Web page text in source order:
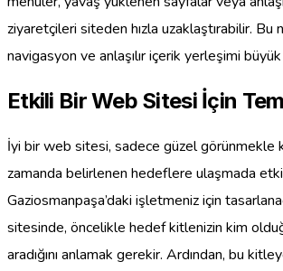
ziyaretçileri siteden hızla uzaklaştırabilir. Bu
navigasyon ve anlaşılır içerik yerleşimi
Etkili Bir Web Sitesi İçin
İyi bir web sitesi, sadece güzel görünmekle
zamanda belirlenen hedeflere ulaşmada
Gaziosmanpaşa’daki işletmeniz için
sitesinde, öncelikle hedef kitlenizin kim
aradığını anlamak gerekir. Ardından, bu